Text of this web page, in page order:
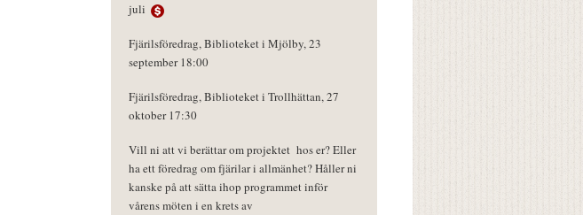
juli
Fjärilsföredrag, Biblioteket i Mjölby, 23
september 18:00
Fjärilsföredrag, Biblioteket i Trollhättan, 27
oktober 17:30
Vill ni att vi berättar om projektet hos er? Eller
ha ett föredrag om fjärilar i allmänhet? Håller ni
kanske på att sätta ihop programmet inför
vårens möten i en krets av